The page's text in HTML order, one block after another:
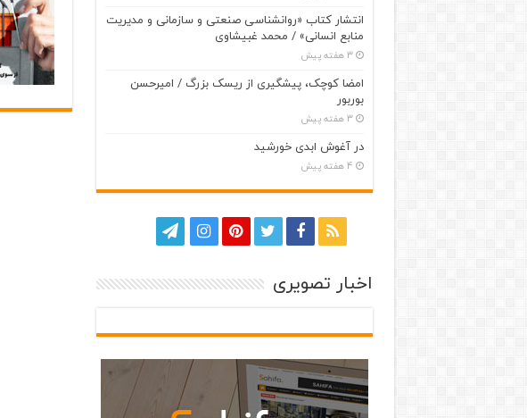
انتشار کتاب «روانشناسی صنعتی و سازمانی و مدیریت
منابع انسانی» / محمد غبیشاوی
3 هفته پیش
امضا کوچک، پیشگیری از ریسک بزرگ / امیرحسن
بوربور
3 هفته پیش
در آغوش ابدی خورشید
4 هفته پیش
اخبار تصویری